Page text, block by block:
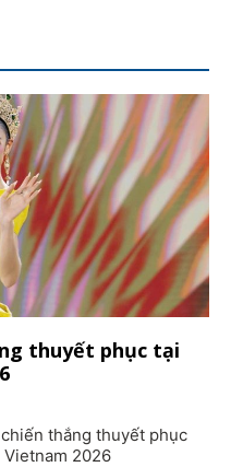
thuyết phục tại
thắng thuyết phục
2026